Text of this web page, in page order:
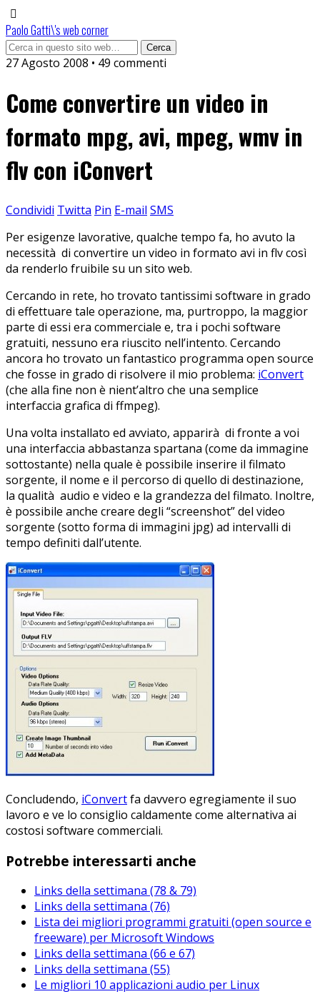
Paolo Gatti\'s web corner
27 Agosto 2008 • 49 commenti
Come convertire un video in
formato mpg, avi, mpeg, wmv in
flv con iConvert
Condividi Twitta Pin E-mail SMS
Per esigenze lavorative, qualche tempo fa, ho avuto la
necessità di convertire un video in formato avi in flv così
da renderlo fruibile su un sito web.
Cercando in rete, ho trovato tantissimi software in grado
di effettuare tale operazione, ma, purtroppo, la maggior
parte di essi era commerciale e, tra i pochi software
gratuiti, nessuno era riuscito nell’intento. Cercando
ancora ho trovato un fantastico programma open source
che fosse in grado di risolvere il mio problema: iConvert
(che alla fine non è nient’altro che una semplice
interfaccia grafica di ffmpeg).
Una volta installato ed avviato, apparirà di fronte a voi
una interfaccia abbastanza spartana (come da immagine
sottostante) nella quale è possibile inserire il filmato
sorgente, il nome e il percorso di quello di destinazione,
la qualità audio e video e la grandezza del filmato. Inoltre,
è possibile anche creare degli “screenshot” del video
sorgente (sotto forma di immagini jpg) ad intervalli di
tempo definiti dall’utente.
Concludendo, iConvertfa davvero egregiamente il suo
lavoro e ve lo consiglio caldamente come alternativa ai
costosi software commerciali.
Potrebbe interessarti anche
Links della settimana (78 & 79)
Links della settimana (76)
Lista dei migliori programmi gratuiti (open source e
freeware) per Microsoft Windows
Links della settimana (66 e 67)
Links della settimana (55)
Le migliori 10 applicazioni audio per Linux